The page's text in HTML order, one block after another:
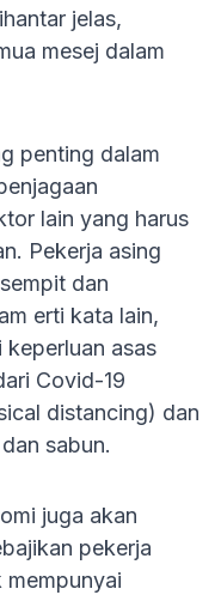
jelas,
mesej dalam
penting dalam
lain yang harus
Pekerja asing
dan
erti kata lain,
keperluan asas
Covid-19
distancing) dan
sabun.
juga akan
pekerja